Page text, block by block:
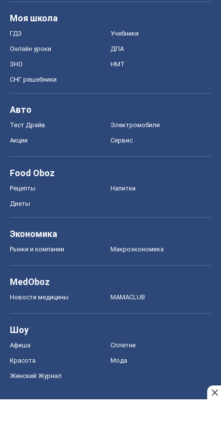
Моя школа
ГДЗ Учебники
Онлайн уроки ДПА
ЗНО НМТ
СНГ решебники
Авто
Тест Драйв Электромобили
Акции Сервис
Food Oboz
Рецепты Напитки
Диеты
Экономика
Рынки и компании Mакроэкономика
MedOboz
Новости медицины MAMACLUB
Шоу
Афиша Сплетни
Красота Мода
Женский Журнал